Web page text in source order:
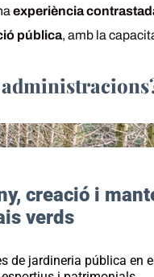
experiència
pública, amb la
creació i
verds
de jardineria pública en